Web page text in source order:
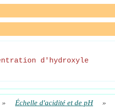
d'hydroxyle
» Échelle d'acidité et de pH »